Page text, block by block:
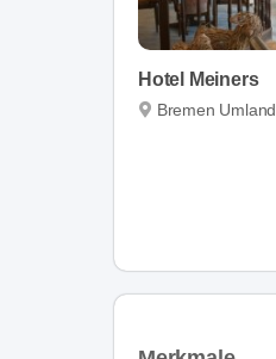
Hotel Meiners
Bremen Umland